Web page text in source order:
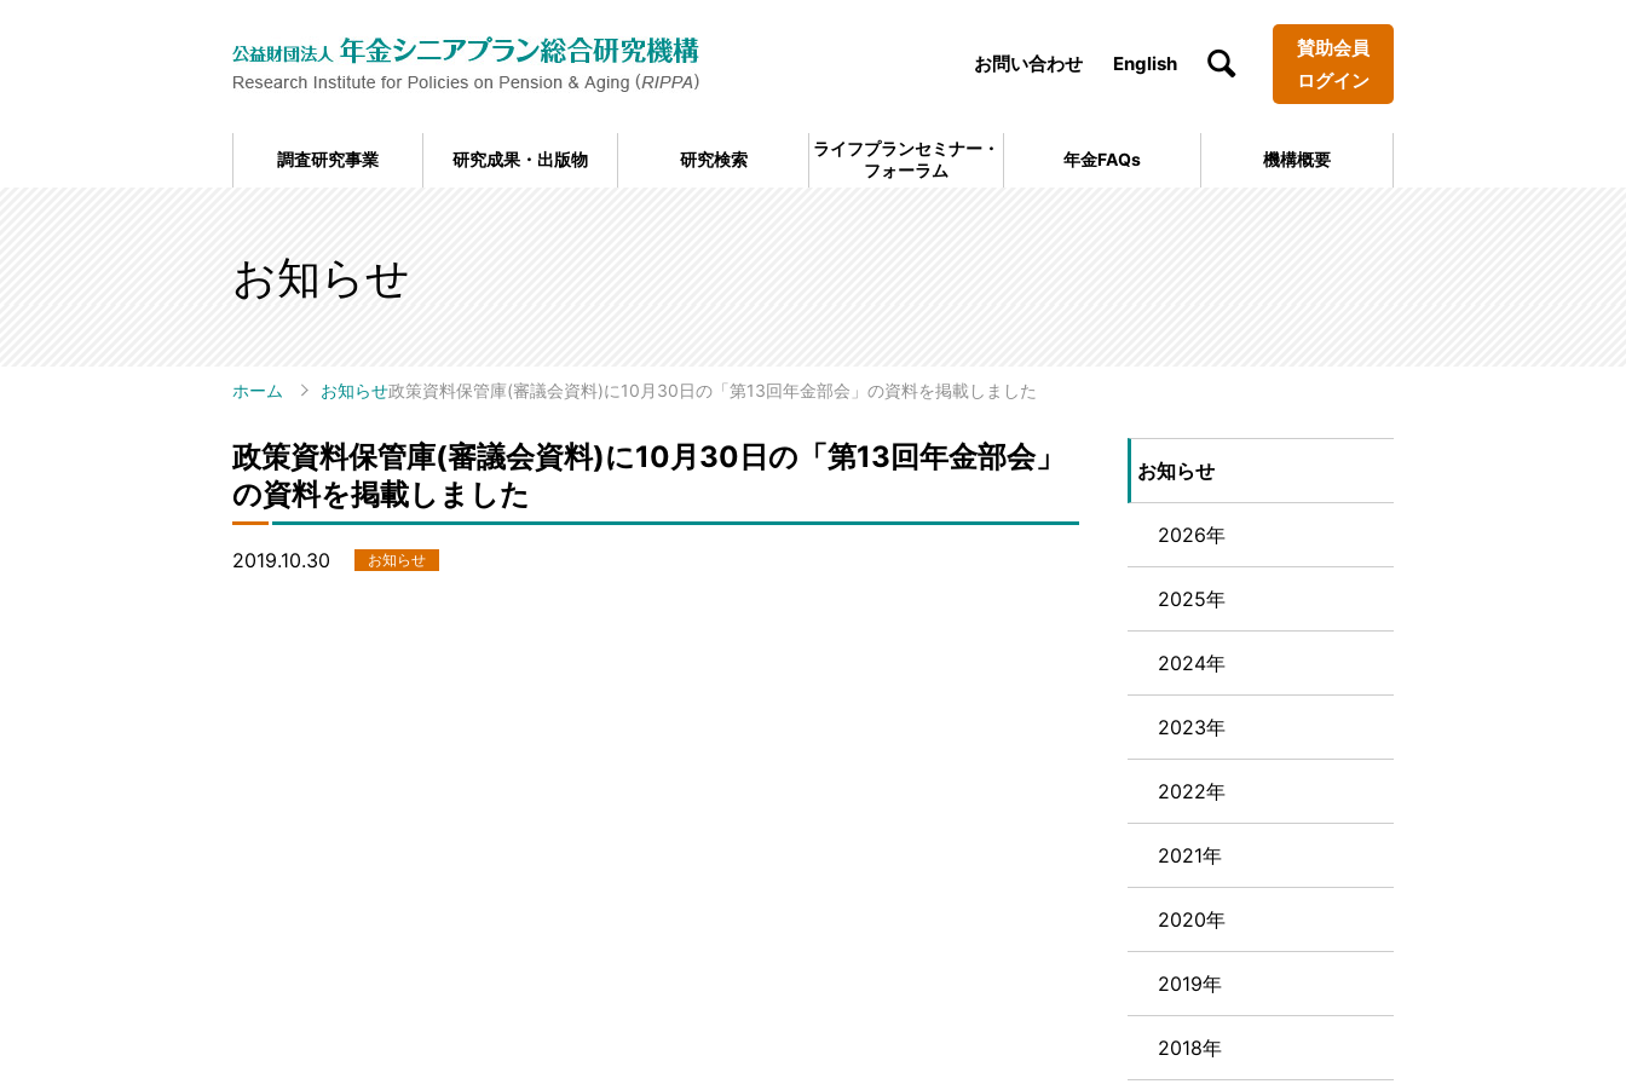
お問い合わせ English
賛助会員
ログイン
調査研究事業 研究成果・出版物 研究検索
ライフプランセミナー・
フォーラム
年金FAQs 機構概要
お知らせ
ホーム お知らせ政策資料保管庫(審議会資料)に10月30日の「第13回年金部会」の資料を掲載しました
政策資料保管庫(審議会資料)に10月30日の「第13回年金部会」
の資料を掲載しました
2019.10.30 お知らせ
お知らせ
2026年
2025年
2024年
2023年
2022年
2021年
2020年
2019年
2018年